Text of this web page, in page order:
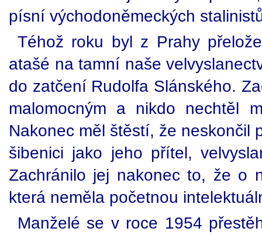
písní východoněmeckých
Téhož roku byl z Prahy
atašé na tamní naše
do zatčení Rudolfa Slánského.
malomocným a nikdo nechtěl
Nakonec měl štěstí, že neskončil
šibenici jako jeho přítel,
Zachránilo jej nakonec to, že o
která neměla početnou
Manželé se v roce 1954